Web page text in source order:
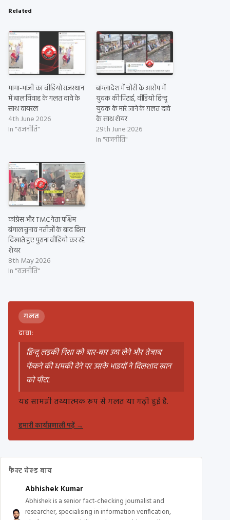
Related
मामा-भांजी का वीडियो राजस्थान
में बाल विवाह के गलत दावे के
साथ वायरल
4th June 2026
In "राजनीति"
बांग्लादेश में चोरी के आरोप में
युवक की पिटाई, वीडियो हिन्दू
युवक के मारे जाने के ग़लत दावे
के साथ शेयर
29th June 2026
In "राजनीति"
कांग्रेस और TMC नेता पश्चिम
बंगाल चुनाव नतीजों के बाद हिंसा
दिखाते हुए पुराना वीडियो कर रहे
शेयर
8th May 2026
In "राजनीति"
ग़लत
दावा:
हिन्दू लड़की निशा को बार-बार उठा लेने और तेजाब
फेंकने की धमकी देने पर उसके भाइयों ने दिलशाद खान
को पीटा.
यह सामग्री तथ्यात्मक रूप से गलत या गढ़ी हुई है.
हमारी कार्यप्रणाली पढ़ें→
फैक्ट चेक्ड बाय
Abhishek Kumar
Abhishek is a senior fact-checking journalist and
researcher, specialising in information verification,